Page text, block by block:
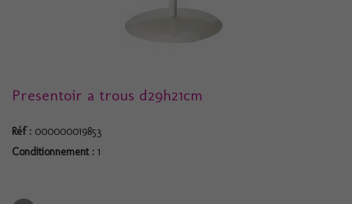
Presentoir a trous d29h21cm
Réf : 000000019853
Conditionnement : 1